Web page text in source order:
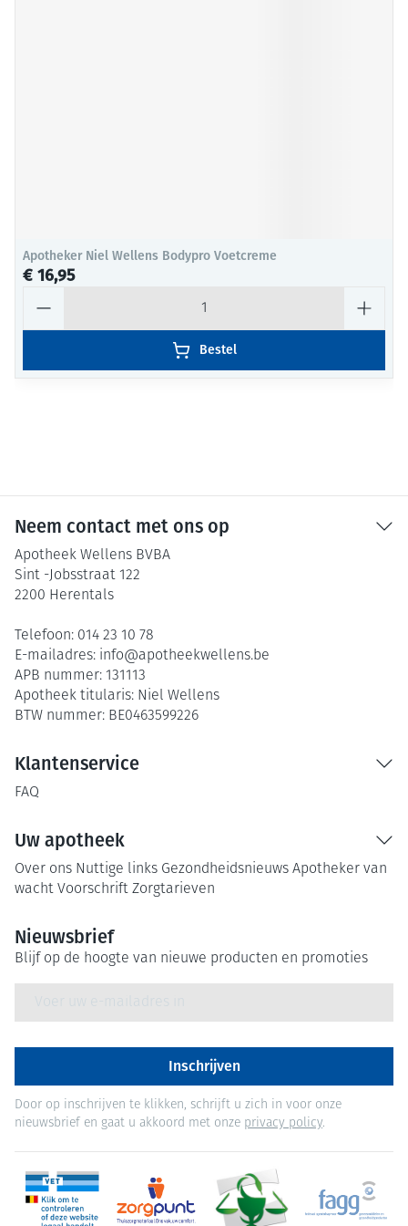
Apotheker Niel Wellens Bodypro Voetcreme
€ 16,95
Bestel
Neem contact met ons op
Apotheek Wellens BVBA
Sint -Jobsstraat 122
2200 Herentals
Telefoon: 014 23 10 78
E-mailadres: info@apotheekwellens.be
APB nummer: 131113
Apotheek titularis: Niel Wellens
BTW nummer: BE0463599226
Klantenservice
FAQ
Uw apotheek
Over ons Nuttige links Gezondheidsnieuws Apotheker van
wacht Voorschrift Zorgtarieven
Nieuwsbrief
Blijf op de hoogte van nieuwe producten en promoties
Inschrijven
Door op inschrijven te klikken, schrijft u zich in voor onze
nieuwsbrief en gaat u akkoord met onze privacy policy.